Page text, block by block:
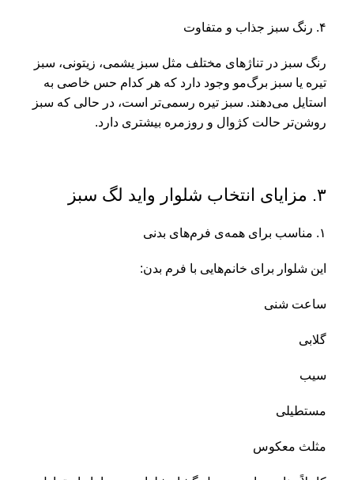
۴. رنگ سبز جذاب و متفاوت
رنگ سبز در تناژهای مختلف مثل سبز یشمی، زیتونی، سبز
تیره یا سبز برگ‌مو وجود دارد که هر کدام حس خاصی به
استایل می‌دهند. سبز تیره رسمی‌تر است، در حالی که سبز
روشن‌تر حالت کژوال و روزمره بیشتری دارد.
۳. مزایای انتخاب شلوار واید لگ سبز
۱. مناسب برای همه‌ی فرم‌های بدنی
این شلوار برای خانم‌هایی با فرم بدن:
ساعت شنی
گلابی
سیب
مستطیلی
مثلث معکوس